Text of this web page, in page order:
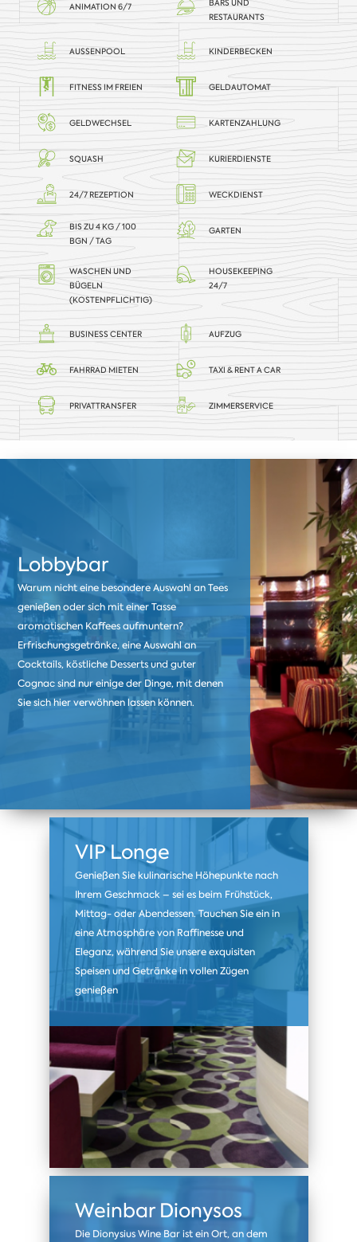
ANIMATION 6/7
BARS UND
RESTAURANTS
AUSSENPOOL KINDERBECKEN
FITNESS IM FREIEN GELDAUTOMAT
GELDWECHSEL KARTENZAHLUNG
SQUASH KURIERDIENSTE
24/7 REZEPTION WECKDIENST
BIS ZU 4 KG / 100
BGN / TAG
GARTEN
WASCHEN UND
BÜGELN
(KOSTENPFLICHTIG)
HOUSEKEEPING
24/7
BUSINESS CENTER AUFZUG
FAHRRAD MIETEN TAXI & RENT A CAR
PRIVATTRANSFER ZIMMERSERVICE
Lobbybar
Warum nicht eine besondere Auswahl an Tees
genießen oder sich mit einer Tasse
aromatischen Kaffees aufmuntern?
Erfrischungsgetränke, eine Auswahl an
Cocktails, köstliche Desserts und guter
Cognac sind nur einige der Dinge, mit denen
Sie sich hier verwöhnen lassen können.
VIP Longe
Genießen Sie kulinarische Höhepunkte nach
Ihrem Geschmack – sei es beim Frühstück,
Mittag- oder Abendessen. Tauchen Sie ein in
eine Atmosphäre von Raffinesse und
Eleganz, während Sie unsere exquisiten
Speisen und Getränke in vollen Zügen
genießen
Weinbar Dionysos
Die Dionysius Wine Bar ist ein Ort, an dem